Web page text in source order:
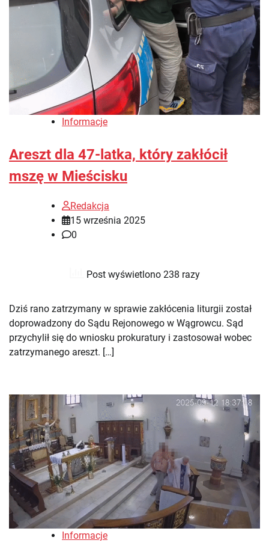
Informacje
Areszt dla 47-latka, który zakłócił
mszę w Mieścisku
Redakcja
15 września 2025
0
Post wyświetlono 238 razy
Dziś rano zatrzymany w sprawie zakłócenia liturgii został
doprowadzony do Sądu Rejonowego w Wągrowcu. Sąd
przychylił się do wniosku prokuratury i zastosował wobec
zatrzymanego areszt. […]
Informacje